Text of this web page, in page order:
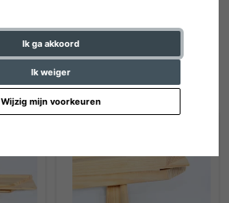
Ik ga akkoord
Ik weiger
Wijzig mijn voorkeuren